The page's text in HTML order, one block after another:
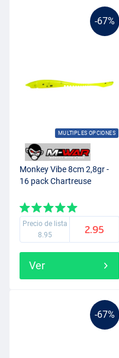
-67%
MULTIPLES OPCIONES
Monkey Vibe 8cm 2,8gr -
16 pack Chartreuse
Precio de lista
8.95
2.95
Ver
-67%